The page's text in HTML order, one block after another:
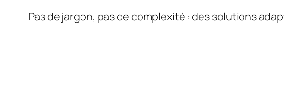
Pas de jargon, pas de complexité : des solutions